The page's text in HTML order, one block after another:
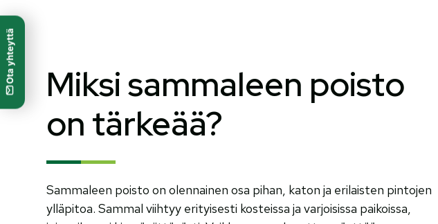
Miksi sammaleen poisto
on tärkeää?
Sammaleen poisto on olennainen osa pihan, katon ja erilaisten pintojen
ylläpitoa. Sammal viihtyy erityisesti kosteissa ja varjoisissa paikoissa,
Ota yhteyttä